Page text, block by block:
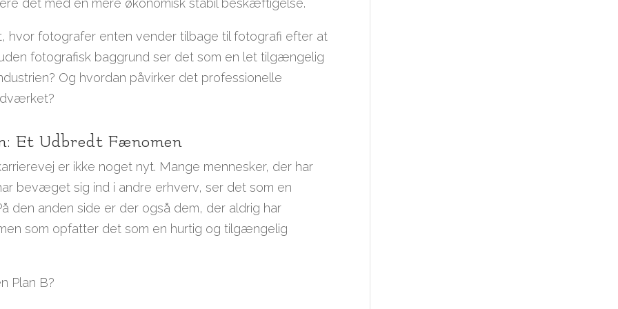
hvor fotografer enten vender tilbage til fotografi efter at
fotografisk baggrund ser det som en let tilgængelig
Og hvordan påvirker det professionelle
Et Udbredt Fænomen
er ikke noget nyt. Mange mennesker, der har
bevæget sig ind i andre erhverv, ser det som en
den anden side er der også dem, der aldrig har
som opfatter det som en hurtig og tilgængelig
Plan B?